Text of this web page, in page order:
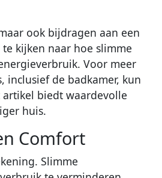
ook bijdragen aan een
kijken naar hoe slimme
Voor meer
inclusief de badkamer, kun
artikel biedt waardevolle
huis.
Comfort
Slimme